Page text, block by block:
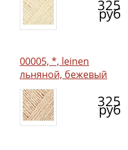
325
руб
00005, *, leinen
льняной, бежевый
325
руб